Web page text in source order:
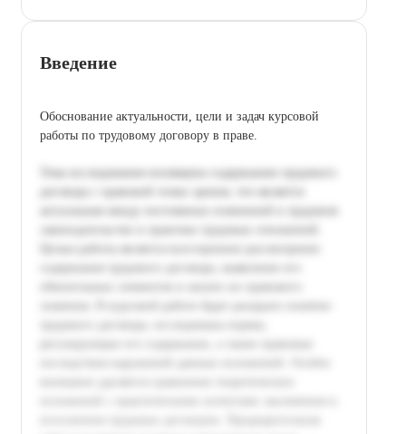
Введение
Обоснование актуальности, цели и задач курсовой
работы по трудовому договору в праве.